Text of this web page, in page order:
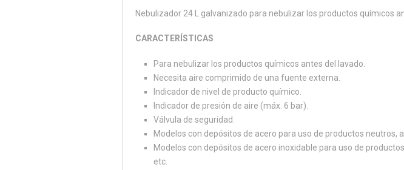
Nebulizador 24 L galvanizado para nebulizar los productos químicos
CARACTERÍSTICAS
Para nebulizar los productos químicos antes del lavado.
Necesita aire comprimido de una fuente externa.
Indicador de nivel de producto químico.
Indicador de presión de aire (máx. 6 bar).
Válvula de seguridad.
Modelos con depósitos de acero para uso de productos neutros,
Modelos con depósitos de acero inoxidable para uso de
etc.